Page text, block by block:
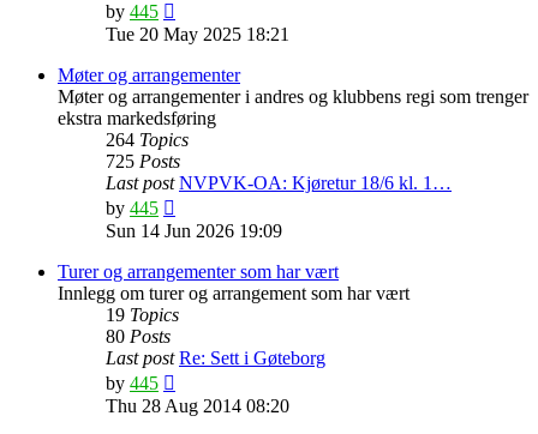
by 445
the
latest
post
Tue 20 May 2025 18:21
Møter og arrangementer
Møter og arrangementer i andres og klubbens regi som trenger
ekstra markedsføring
264 Topics
725 Posts
Last post NVPVK-OA: Kjøretur 18/6 kl. 1…
by 445
the
post
Sun 14 Jun 2026 19:09
Turer og arrangementer som har vært
Innlegg om turer og arrangement som har vært
19 Topics
80 Posts
Last post Re: Sett i Gøteborg
by 445
the
latest
Thu 28 Aug 2014 08:20